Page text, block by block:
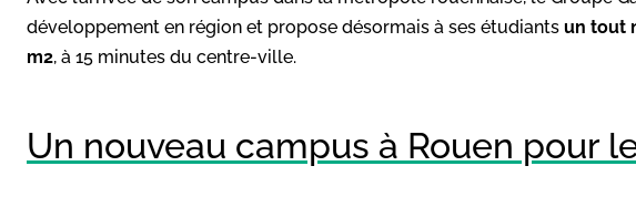
développement en région et propose désormais à ses étudiants un tout
m2, à 15 minutes du centre-ville.
Un nouveau campus à Rouen pour